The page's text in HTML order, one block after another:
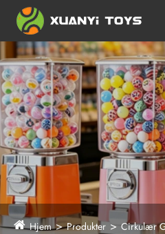
Hjem Produkter Cirkulær